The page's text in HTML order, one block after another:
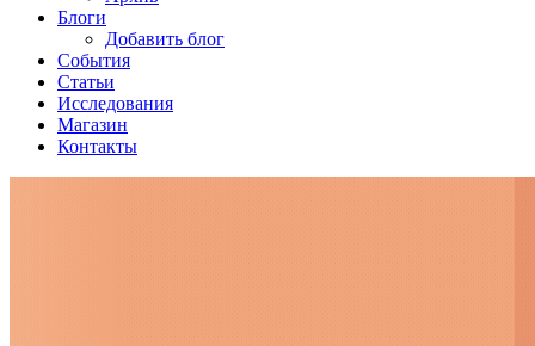
Блоги
Добавить блог
События
Статьи
Исследования
Магазин
Контакты